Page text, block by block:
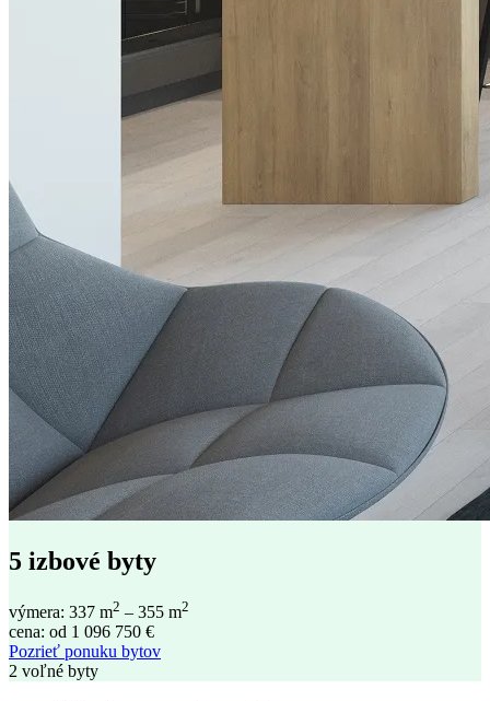
5 izbové byty
výmera: 337 m2 – 355 m2
cena: od 1 096 750 €
Pozrieť ponuku bytov
2 voľné byty